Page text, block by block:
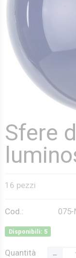
Sfere
16 pezzi
Cod.:
Disponibili: 5
Quantità